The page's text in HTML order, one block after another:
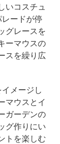
いコスチュ
ードが停
グレースを
ーマウスの
スを繰り広
メージし
マウスとイ
ガーデンの
グ作りにい
トを楽しむ